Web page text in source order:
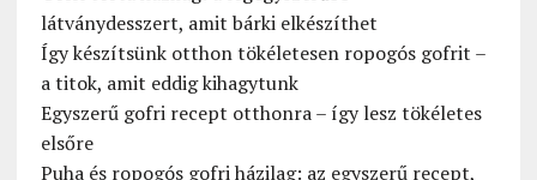
látványdesszert, amit bárki elkészíthet
Így készítsünk otthon tökéletesen ropogós gofrit –
a titok, amit eddig kihagytunk
Egyszerű gofri recept otthonra – így lesz tökéletes
elsőre
Puha és ropogós gofri házilag: az egyszerű recept,